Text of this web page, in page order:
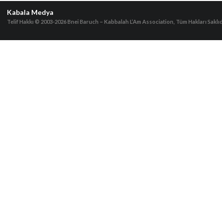
Kabala Medya
Telif Hakkı © 2003-2026Bnei Baruch – Kabbalah L’Am Association, Tüm Hakları